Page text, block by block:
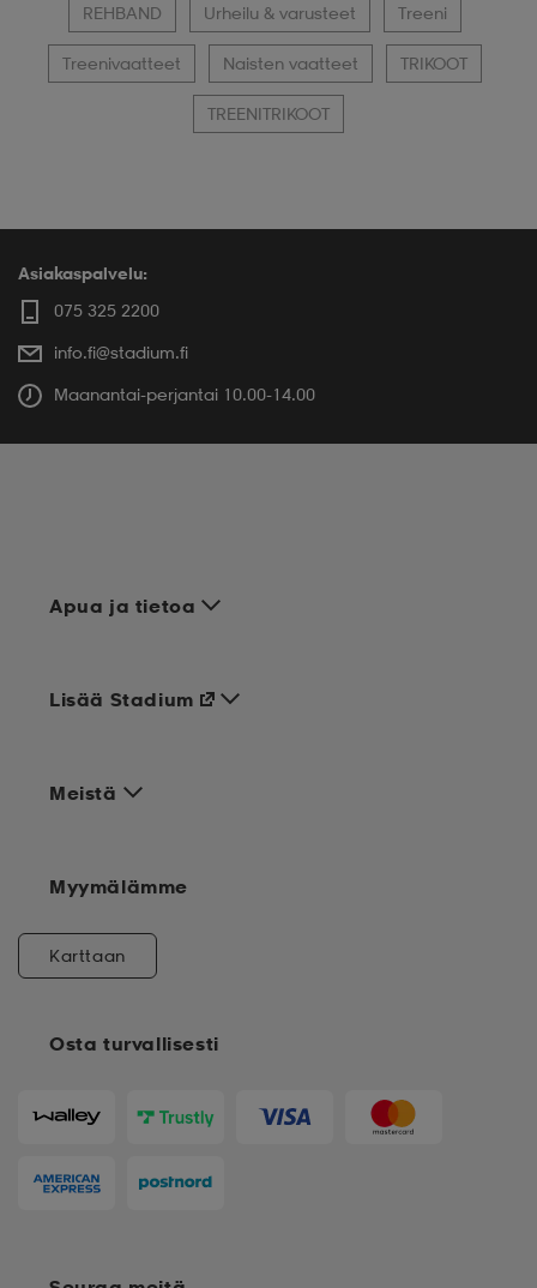
REHBAND Urheilu & varusteet Treeni
Treenivaatteet Naisten vaatteet TRIKOOT
TREENITRIKOOT
Asiakaspalvelu:
075 325 2200
info.fi@stadium.fi
Maanantai-perjantai 10.00-14.00
Apua ja tietoa
Meistä
Osta turvallisesti
Lisää Stadium
Myymälämme
Karttaan